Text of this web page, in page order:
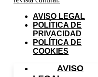
AVISO LEGAL
POLÍTICA DE
PRIVACIDAD
POLÍTICA DE
COOKIES
AVISO